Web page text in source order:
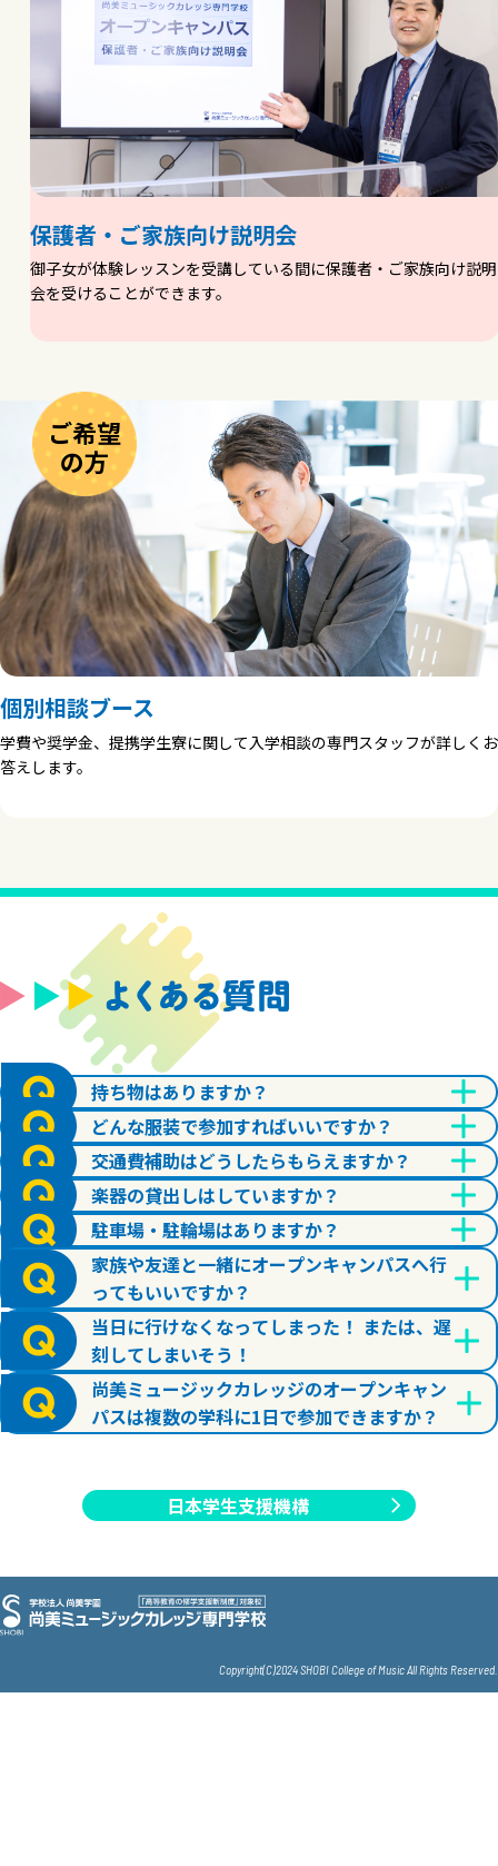
保護者・ご家族向け説明会
御子女が体験レッスンを受講している間に保護者・ご家族向け説明
会を受けることができます。
ご希望
の方
個別相談ブース
学費や奨学金、提携学生寮に関して入学相談の専門スタッフが詳しくお
答えします。
持ち物はありますか？
どんな服装で参加すればいいですか？
交通費補助はどうしたらもらえますか？
楽器の貸出しはしていますか？
駐車場・駐輪場はありますか？
家族や友達と一緒にオープンキャンパスへ行
ってもいいですか？
当日に行けなくなってしまった！ または、遅
刻してしまいそう！
尚美ミュージックカレッジのオープンキャン
パスは複数の学科に1日で参加できますか？
日本学生支援機構
Copyright(C)2024 SHOBI College of Music All Rights Reserved.